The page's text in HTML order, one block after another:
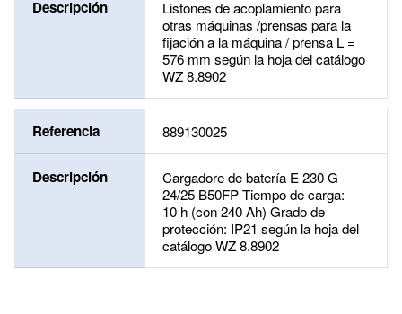
Descripción
Listones de acoplamiento para
otras máquinas /prensas para la
fijación a la máquina / prensa L =
576 mm según la hoja del catálogo
WZ 8.8902
Referencia 889130025
Descripción
Cargadore de batería E 230 G
24/25 B50FP Tiempo de carga:
10 h (con 240 Ah) Grado de
protección: IP21 según la hoja del
catálogo WZ 8.8902